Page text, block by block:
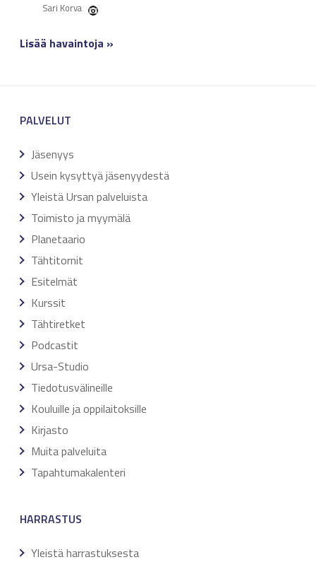
Sari Korva
Lisää havaintoja »
PALVELUT
Jäsenyys
Usein kysyttyä jäsenyydestä
Yleistä Ursan palveluista
Toimisto ja myymälä
Planetaario
Tähtitornit
Esitelmät
Kurssit
Tähtiretket
Podcastit
Ursa-Studio
Tiedotusvälineille
Kouluille ja oppilaitoksille
Kirjasto
Muita palveluita
Tapahtumakalenteri
HARRASTUS
Yleistä harrastuksesta